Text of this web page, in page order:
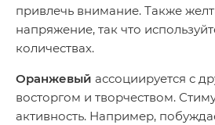
привлечь внимание. Также
напряжение, так что
количествах.
Оранжевый ассоциируется с
восторгом и творчеством.
активность. Например,